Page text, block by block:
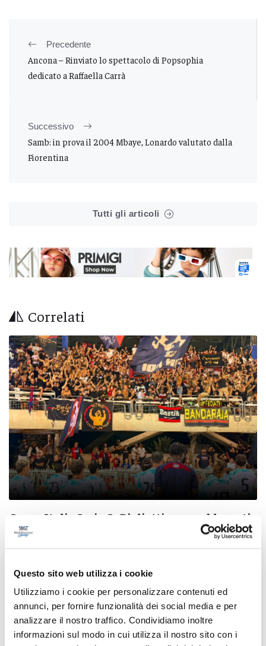
Questo sito web utilizza i cookie
Utilizziamo i cookie per personalizzare contenuti ed
annunci, per fornire funzionalità dei social media e per
analizzare il nostro traffico. Condividiamo inoltre
informazioni sul modo in cui utilizza il nostro sito con i
Precedente
Ancona – Rinviato lo spettacolo di Popsophia
dedicato a Raffaella Carrà
Successivo
Samb: in prova il 2004 Mbaye, Lonardo valutato dalla
Fiorentina
Tutti gli articoli
Correlati
Coppa Italia Serie C - Biglietti ancora bloccati
per il derby tra Pescara e Samb: decide il
Comitato sicurezza